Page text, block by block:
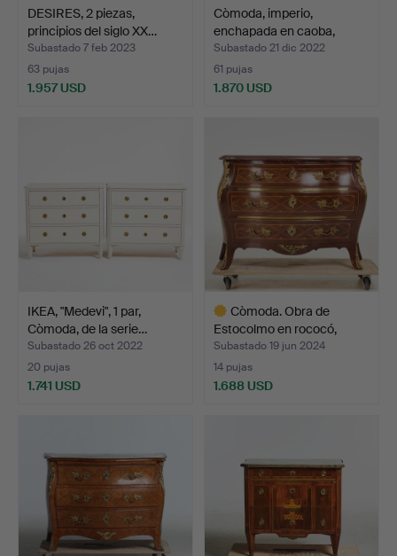
DESIRES, 2 piezas,
principios del siglo XX…
Subastado 7 feb 2023
63 pujas
1.957 USD
Còmoda, imperio,
enchapada en caoba,
herra…
Subastado 21 dic 2022
61 pujas
1.870 USD
IKEA, "Medevi", 1 par,
Còmoda, de la serie…
Subastado 26 oct 2022
20 pujas
1.741 USD
Còmoda. Obra de
Estocolmo en rococó,
siglo…
Subastado 19 jun 2024
14 pujas
1.688 USD